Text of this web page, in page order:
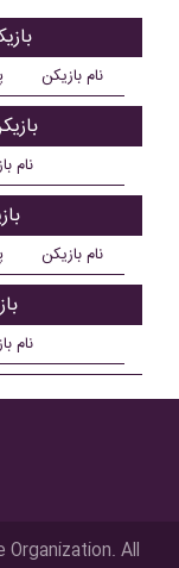
نام بازیکن
نام
نام بازیکن
نام
All